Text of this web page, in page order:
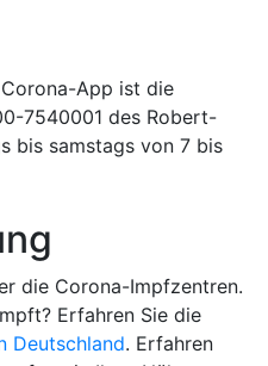
App ist die
7540001 des Robert-
bis samstags von 7 bis
die Corona-Impfzentren.
Erfahren Sie die
Deutschland. Erfahren